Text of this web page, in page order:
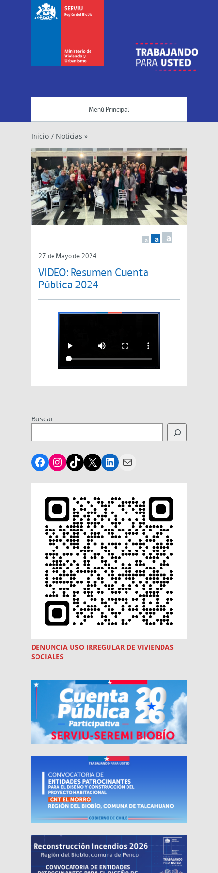
Menú Principal
Inicio / Noticias »
a a a
27 de Mayo de 2024
VIDEO: Resumen Cuenta
Pública 2024
Buscar
Facebook
Instagram
TikTok
X LinkedIn
Mail
DENUNCIA USO IRREGULAR DE VIVIENDAS
SOCIALES